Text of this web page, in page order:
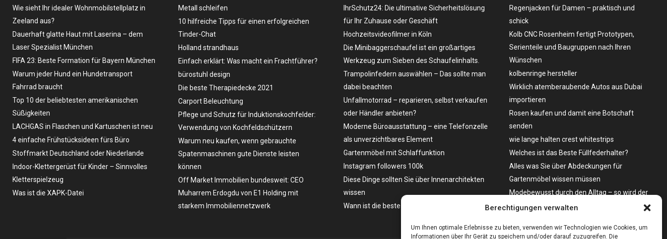
Berechtigungen verwalten
Um Ihnen optimale Erlebnisse zu bieten, verwenden wir Technologien wie Cookies, um
Informationen über Ihr Gerät zu speichern und/oder darauf zuzugreifen. Die
Wie sieht Ihr idealer Wohnmobilstellplatz in
Zeeland aus?
Dauerhaft glatte Haut mit Laserina – dem
Laser Spezialist München
FIFA 23: Beste Formation für Bayern München
Warum jeder Hund ein Hundetransport
Fahrrad braucht
Top 10 der beliebtesten amerikanischen
Süßigkeiten
LACHGAS in Flaschen und Kartuschen ist neu
4 einfache Frühstücksideen fürs Büro
Stoffmarkt Deutschland oder Niederlande
Indoor-Klettergerüst für Kinder – Sinnvolles
Kletterspielzeug
Was ist die XAPK-Datei
Metall schleifen
10 hilfreiche Tipps für einen erfolgreichen
Tinder-Chat
Holland strandhaus
Einfach erklärt: Was macht ein Frachtführer?
bürostuhl design
Die beste Therapiedecke 2021
Carport Beleuchtung
Pflege und Schutz für Induktionskochfelder:
Verwendung von Kochfeldschützern
Warum neu kaufen, wenn gebrauchte
Spatenmaschinen gute Dienste leisten
können
Off Market Immobilien bundesweit: CEO
Muharrem Erdogdu von E1 Holding mit
starkem Immobiliennetzwerk
IhrSchutz24: Die ultimative Sicherheitslösung
für Ihr Zuhause oder Geschäft
Hochzeitsvideofilmer in Köln
Die Minibaggerschaufel ist ein großartiges
Werkzeug zum Sieben des Schaufelinhalts.
Trampolinfedern auswählen – Das sollte man
dabei beachten
Unfallmotorrad – reparieren, selbst verkaufen
oder Händler anbieten?
Moderne Büroausstattung – eine Telefonzelle
als unverzichtbares Element
Gartenmöbel mit Schlaffunktion
Instagram followers 100k
Diese Dinge sollten Sie über Innenarchitekten
wissen
Wann ist die beste Zeit, ein Auto zu kaufen?
Regenjacken für Damen – praktisch und
schick
Kolb CNC Rosenheim fertigt Prototypen,
Serienteile und Baugruppen nach Ihren
Wünschen
kolbenringe hersteller
Wirklich atemberaubende Autos aus Dubai
importieren
Rosen kaufen und damit eine Botschaft
senden
wie lange halten crest whitestrips
Welches ist das Beste Füllfederhalter?
Alles was Sie über Abdeckungen für
Gartenmöbel wissen müssen
Modebewusst durch den Alltag – so wird der
Bürgersteig zum Laufsteg!